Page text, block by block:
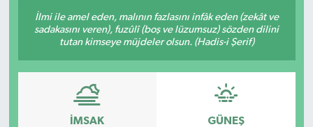
İlmi ile amel eden, malının fazlasını infâk eden (zekât ve
sadakasını veren), fuzûlî (boş ve lüzumsuz) sözden dilini
tutan kimseye müjdeler olsun. (Hadis-i Şerif)
İMSAK GÜNEŞ